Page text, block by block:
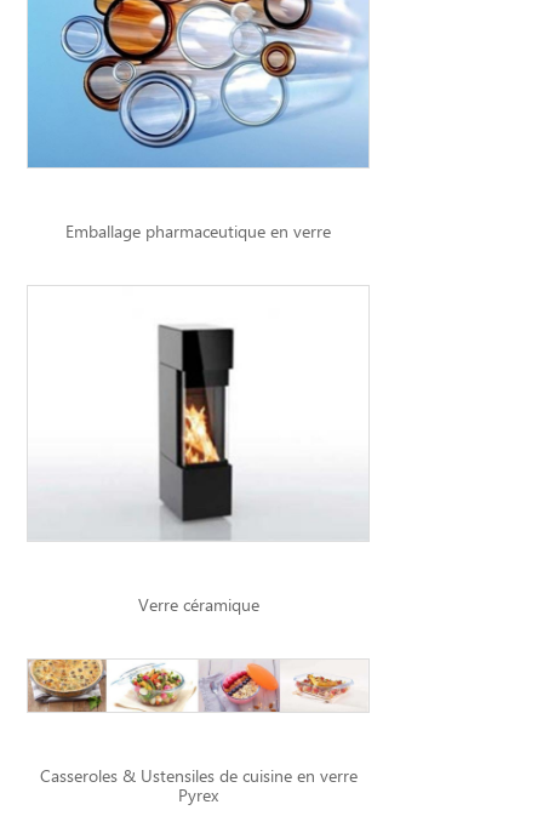
Emballage pharmaceutique en verre
Verre céramique
Casseroles & Ustensiles de cuisine en verre
Pyrex